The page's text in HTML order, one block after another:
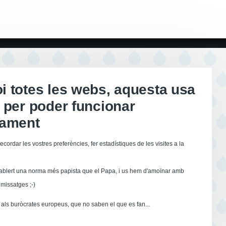
totes les webs, aquesta usa
per poder funcionar
les vostres preferències, fer estadístiques de les visites a la
una norma més papista que el Papa, i us hem d'amoïnar amb
;-)
buròcrates europeus, que no saben el que es fan...